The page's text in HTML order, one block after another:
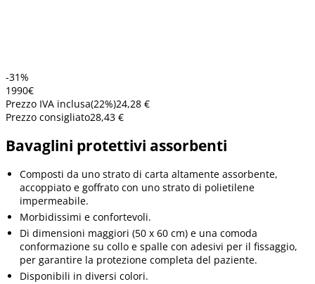
-31%
1990€
Prezzo IVA inclusa(22%)24,28 €
Prezzo consigliato28,43 €
Bavaglini protettivi assorbenti
Composti da uno strato di carta altamente assorbente,
accoppiato e goffrato con uno strato di polietilene
impermeabile.
Morbidissimi e confortevoli.
Di dimensioni maggiori (50 x 60 cm) e una comoda
conformazione su collo e spalle con adesivi per il fissaggio,
per garantire la protezione completa del paziente.
Disponibili in diversi colori.